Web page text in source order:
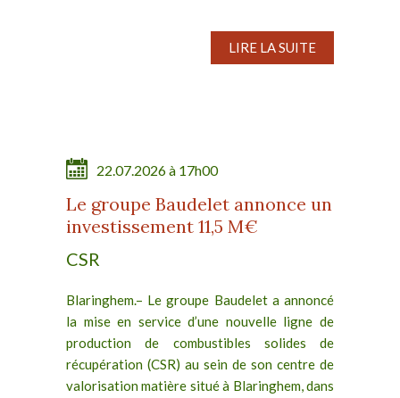
LIRE LA SUITE
22.07.2026 à 17h00
Le groupe Baudelet annonce un
investissement 11,5 M€
CSR
Blaringhem.– Le groupe Baudelet a annoncé
la mise en service d’une nouvelle ligne de
production de combustibles solides de
récupération (CSR) au sein de son centre de
valorisation matière situé à Blaringhem, dans